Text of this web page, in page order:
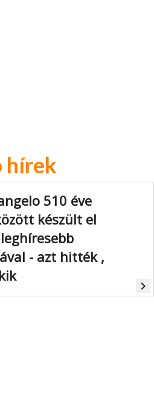
hírek
510 éve
készült el
- azt hitték ,
kápolna
navigate_next